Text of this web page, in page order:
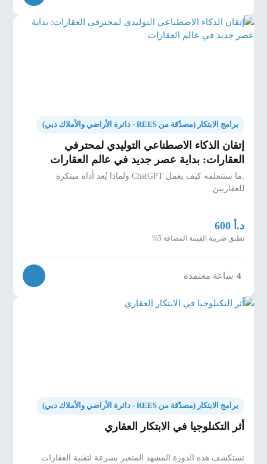
برامج الابتكار (مصدّقة من REES - دائرة الأراضي والأملاك دبي)
إتقان الذكاء الاصطناعي التوليدي لمحترفي
العقارات: بداية عصر جديد في عالم العقارات
,ما ستتعلمه كيف يعمل ChatGPT ولماذا يُعد أداة مبتكرة
للعقاريين.
د.أ 600
تطبق ضريبة القيمة المضافة 5%
4 ساعة معتمدة
برامج الابتكار (مصدّقة من REES - دائرة الأراضي والأملاك دبي)
أثر التكنلوجيا في الابتكار العقاري
تستكشف هذه الدورة المشهد المتغير بسرعة لتقنية العقارات